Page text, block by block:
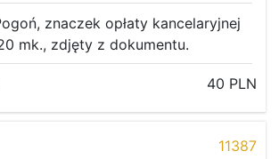
znaczek opłaty kancelaryjnej
mk., zdjęty z dokumentu.
40 PLN
11387